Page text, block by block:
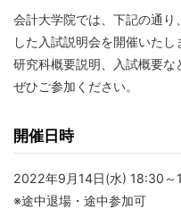
会計大学院では、下記の通り
した入試説明会を開催いたし
研究科概要説明、入試概要な
ぜひご参加ください。
開催日時
2022年9月14日(水) 18:30～
※途中退場・途中参加可